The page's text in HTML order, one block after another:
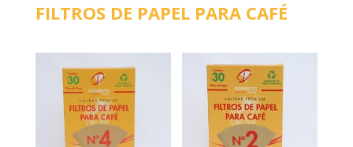
FILTROS DE PAPEL PARA CAFÉ